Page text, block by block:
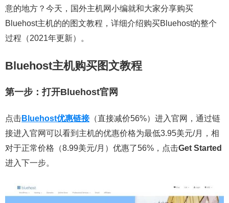
意的地方？今天，国外主机网小编就和大家分享购买
Bluehost主机的的图文教程，详细介绍购买Bluehost的整个
过程（2021年更新）。
Bluehost主机购买图文教程
第一步：打开Bluehost官网
点击Bluehost优惠链接（直接减价56%）进入官网，通过链
接进入官网可以看到主机的优惠价格为最低3.95美元/月，相
对于正常价格（8.99美元/月）优惠了56%，点击Get Started
进入下一步。